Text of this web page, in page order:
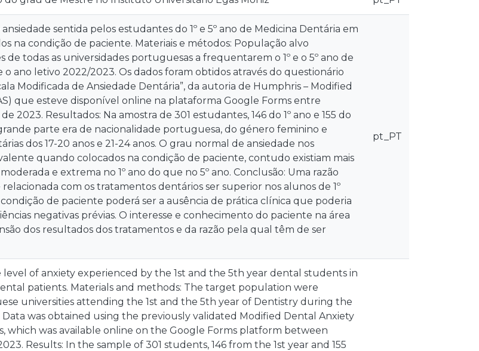
sentida pelos estudantes do 1º e 5º ano de Medicina Dentária em
na condição de paciente. Materiais e métodos: População alvo
todas as universidades portuguesas a frequentarem o 1º e o 5º ano de
ano letivo 2022/2023. Os dados foram obtidos através do questionário
Modificada de Ansiedade Dentária”, da autoria de Humphris – Modified
que esteve disponível online na plataforma Google Forms entre
2023. Resultados: Na amostra de 301 estudantes, 146 do 1º ano e 155 do
parte era de nacionalidade portuguesa, do género feminino e
dos 17-20 anos e 21-24 anos. O grau normal de ansiedade nos
quando colocados na condição de paciente, contudo existiam mais
e extrema no 1º ano do que no 5º ano. Conclusão: Uma razão
com os tratamentos dentários ser superior nos alunos de 1º
de paciente poderá ser a ausência de prática clínica que poderia
negativas prévias. O interesse e conhecimento do paciente na área
dos resultados dos tratamentos e da razão pela qual têm de ser
pt_PT
of anxiety experienced by the 1st and the 5th year dental students in
patients. Materials and methods: The target population were
universities attending the 1st and the 5th year of Dentistry during the
Data was obtained using the previously validated Modified Dental Anxiety
which was available online on the Google Forms platform between
Results: In the sample of 301 students, 146 from the 1st year and 155